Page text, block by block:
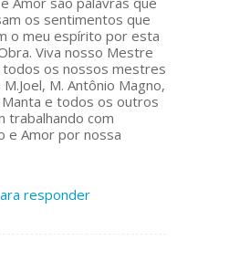
os sentimentos que
o meu espírito por esta
Viva nosso Mestre
todos os nossos mestres
M. Antônio Magno,
Manta e todos os outros
trabalhando com
e Amor por nossa
responder